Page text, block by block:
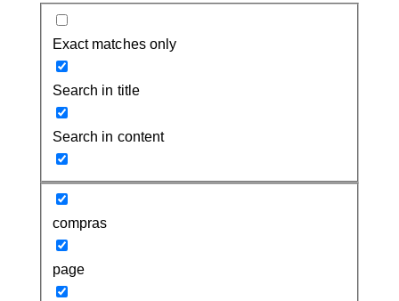
Exact matches only
Search in title
Search in content
compras
page